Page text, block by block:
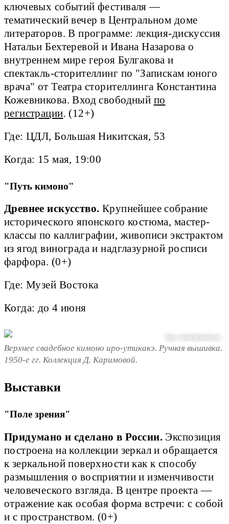
ключевых событий фестиваля —
тематический вечер в Центральном доме
литераторов. В программе: лекция-дискуссия
Натальи Бехтеревой и Ивана Назарова о
внутреннем мире героя Булгакова и
спектакль-сторителлинг по "Запискам юного
врача" от Театра сторителлинга Константина
Кожевникова. Вход свободный по
регистрации. (12+)
Где: ЦДЛ, Большая Никитская, 53
Когда: 15 мая, 19:00
"Путь кимоно"
Древнее искусство. Крупнейшее собрание
исторического японского костюма, мастер-
классы по каллиграфии, живописи экстрактом
из ягод винограда и надглазурной росписи
фарфора. (0+)
Где: Музей Востока
Когда: до 4 июня
Пресс-служба Музея Востока
Верхнее свадебное кимоно иро-утикакэ. Ручная вышивка.
1950-е гг. Коллекция Д. Каримовой.
Выставки
"Поле зрения"
Придумано и сделано в России. Экспозиция
построена на коллекции зеркал и обращается
к зеркальной поверхности как к способу
размышления о восприятии и изменчивости
человеческого взгляда. В центре проекта —
отражение как особая форма встречи: с собой
и с пространством. (0+)